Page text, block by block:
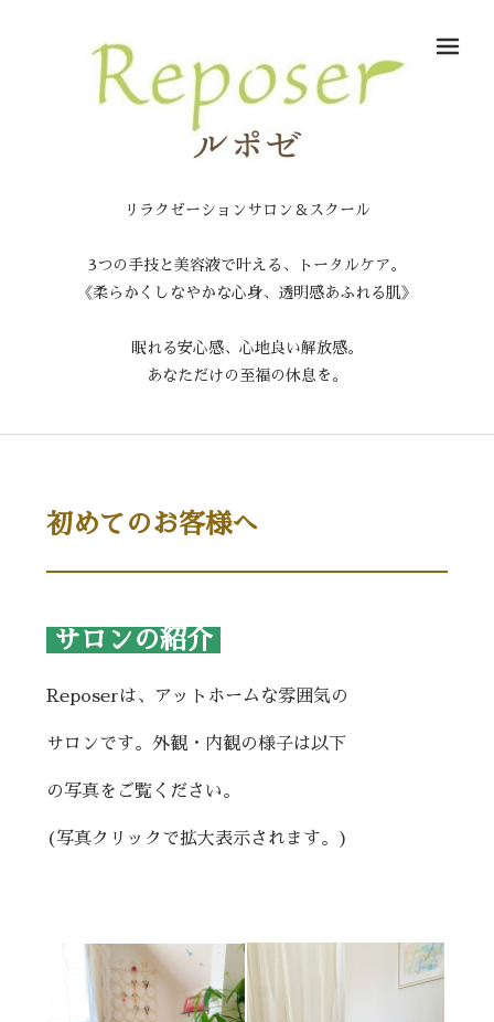
リラクゼーションサロン＆スクール
3つの手技と美容液で叶える、トータルケア。
《柔らかくしなやかな心身、透明感あふれる肌》
眠れる安心感、心地良い解放感。
あなただけの至福の休息を。
初めてのお客様へ
サロンの紹介
Reposerは、アットホームな雰囲気の
サロンです。外観・内観の様子は以下
の写真をご覧ください。
(写真クリックで拡大表示されます。)